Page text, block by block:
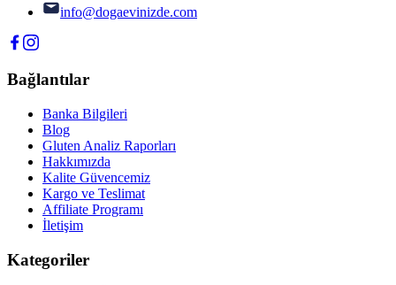
info@dogaevinizde.com
Bağlantılar
Banka Bilgileri
Blog
Gluten Analiz Raporları
Hakkımızda
Kalite Güvencemiz
Kargo ve Teslimat
Affiliate Programı
İletişim
Kategoriler